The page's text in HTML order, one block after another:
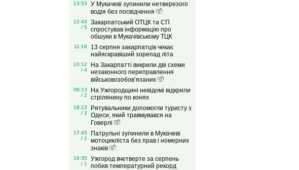
13:53
У Мукачеві зупинили нетверезого
водія без посвідчення
12:43
/ 5
Закарпатський ОТЦК та СП
спростував інформацію про
обшуки в Мукачівському ТЦК
11:18
13 серпня закарпатців чекає
найяскравіший зорепад літа
10:12
/ 4
На Закарпатті викрили дві схеми
незаконного переправлення
військовозобов’язаних
09:13
/ 2
На Ужгородщині невідомі відкрили
стрілянину по конях
18:13
/ 2
Рятувальники допомогли туристу з
Одеси, який травмувався на
Говерлі
17:45
/ 1
Патрульні зупинили в Мукачеві
мотоцикліста без прав і номерних
знаків
16:35
/ 1
Ужгород вчетверте за серпень
побив температурний рекорд